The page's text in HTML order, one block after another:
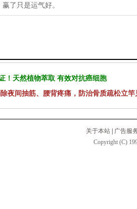
了只是运气好。
！天然植物萃取 有效对抗癌细胞
夜间抽筋、腰背疼痛，防治骨质疏松立竿
关于本站
广告服
Copyright (C)